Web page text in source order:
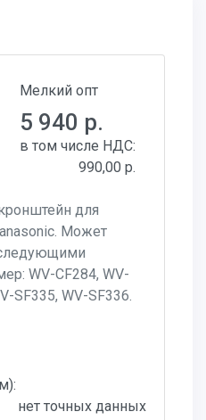
Мелкий опт
5 940 р.
в том числе НДС:
990,00 р.
для
Может
WV-CF284, WV-
SF335, WV-SF336.
нет точных данных